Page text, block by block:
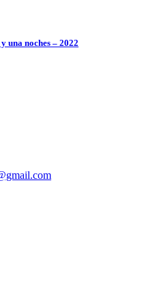
una noches – 2022